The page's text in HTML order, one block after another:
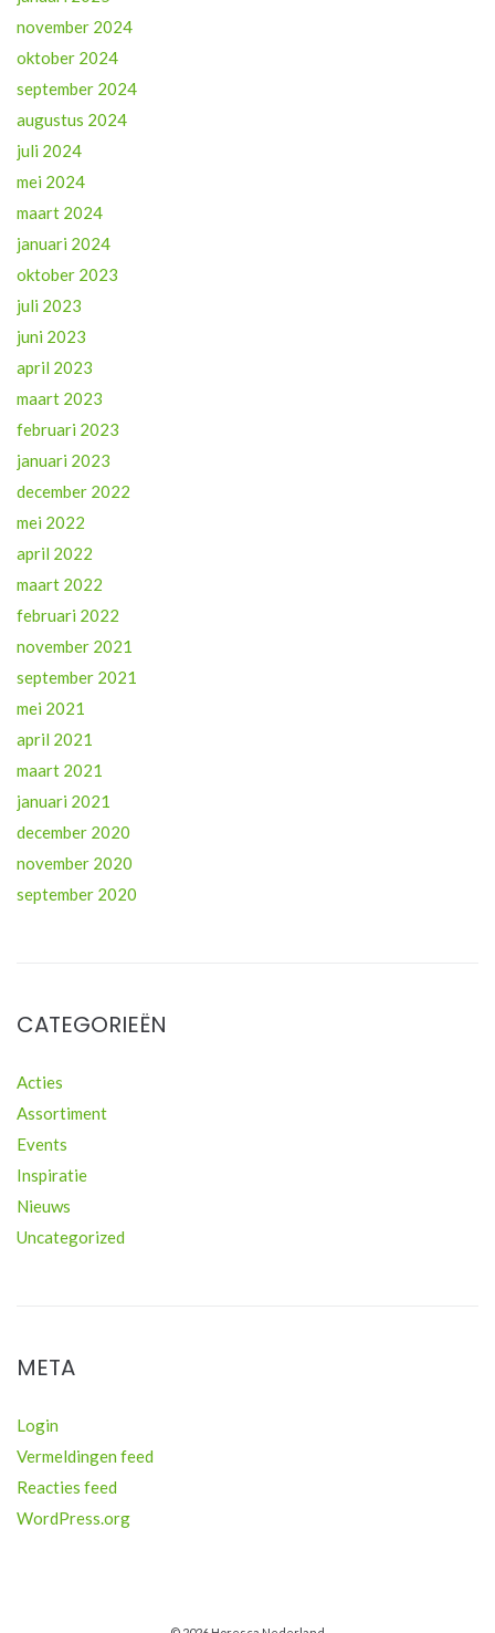
november 2024
oktober 2024
september 2024
augustus 2024
juli 2024
mei 2024
maart 2024
januari 2024
oktober 2023
juli 2023
juni 2023
april 2023
maart 2023
februari 2023
januari 2023
december 2022
mei 2022
april 2022
maart 2022
februari 2022
november 2021
september 2021
mei 2021
april 2021
maart 2021
januari 2021
december 2020
november 2020
september 2020
CATEGORIEËN
Acties
Assortiment
Events
Inspiratie
Nieuws
Uncategorized
META
Login
Vermeldingen feed
Reacties feed
WordPress.org